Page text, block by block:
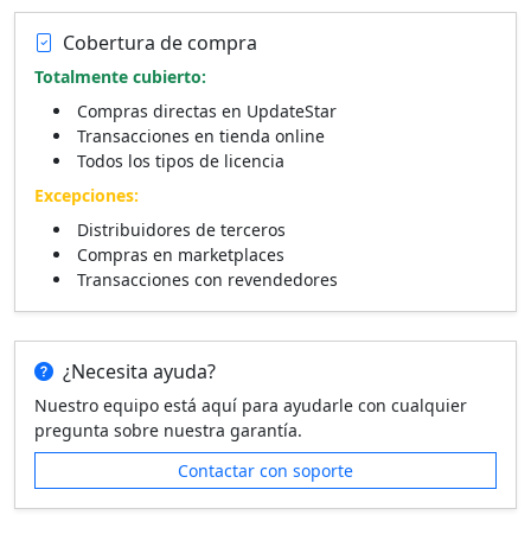
Cobertura de compra
Totalmente cubierto:
Compras directas en UpdateStar
Transacciones en tienda online
Todos los tipos de licencia
Excepciones:
Distribuidores de terceros
Compras en marketplaces
Transacciones con revendedores
¿Necesita ayuda?
Nuestro equipo está aquí para ayudarle con cualquier
pregunta sobre nuestra garantía.
Contactar con soporte